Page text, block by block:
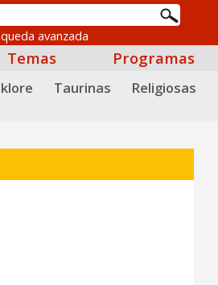
avanzada
Temas Programas
Taurinas Religiosas